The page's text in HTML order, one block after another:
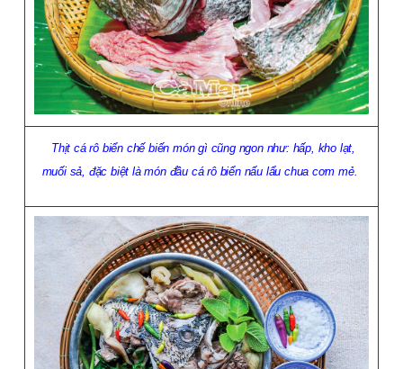
Thịt cá rô biển chế biến món gì cũng ngon như: hấp, kho lạt,
muối sả, đặc biệt là món đầu cá rô biển nấu lẩu chua cơm mẻ.